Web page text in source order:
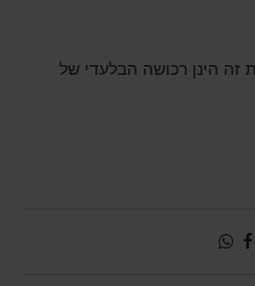
זה הינן רכושה הבלעדי של